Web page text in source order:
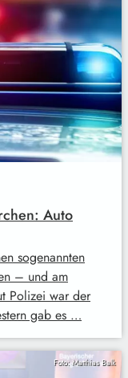
Auto
sogenannten
– und am
Polizei war der
gab es …
Foto: Matthias Balk